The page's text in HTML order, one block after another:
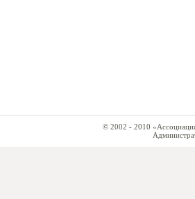
© 2002 - 2010 «Ассоциация